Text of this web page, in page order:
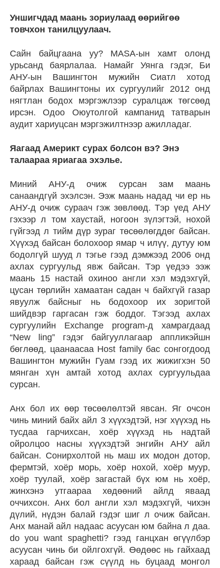
Уншигчдад маань зориулаад өөрийгөө
товчхон танилцуулаач.
Сайн байцгаана уу? MASA-ын хамт олонд
урьсанд баярлалаа. Намайг Уянга гэдэг, Би
АНУ-ын Вашингтон мужийн Сиатл хотод
байрлах Вашингтоны их сургуулийг 2012 онд
нягтлан бодох мэргэжлээр суралцаж төгсөөд
ирсэн. Одоо Оюутолгой кампанид татварын
аудит хариуцсан мэргэжилтнээр ажилладаг.
Яагаад Америкт сурах болсон вэ? Энэ
талаараа яриагаа эхэлье.
Миний АНУ-д очиж сурсан зам маань
санаандгүй эхэлсэн. Ээж маань надад чи ер нь
АНУ-д очиж сураач гэж зөвлөөд. Тэр үед АНУ
гэхээр л том хаустай, ногоон зүлэгтэй, нохой
гүйгээд л тийм дүр зураг төсөөлөгддөг байсан.
Хүүхэд байсан болохоор ямар ч илүү, дутуу юм
бодолгүй шууд л тэгье гээд дэмжээд 2006 онд
ахлах сургуульд явж байсан. Тэр үедээ ээж
маань 15 настай охиноо англи хэл мэдэхгүй,
цусан төрлийн хамаатан садан ч байхгүй газар
явуулж байсныг нь бодохоор их зоригтой
шийдвэр гаргасан гэж боддог. Тэгээд ахлах
сургуулийн Exchange program-д хамрагдаад
“New ling” гэдэг байгууллагаар аппликэйшн
бөглөөд, цаанаасаа Host family бас сонгогдоод
Вашингтон мужийн Гуам гээд их жижигхэн 50
мянган хүн амтай хотод ахлах сургуульдаа
сурсан.
Анх бол их өөр төсөөлөлтэй явсан. Яг очсон
чинь миний байх айл 3 хүүхэдтэй, нэг хүүхэд нь
тусдаа гарчихсан, хоёр хүүхэд нь надтай
ойролцоо насны хүүхэдтэй энгийн АНУ айл
байсан. Сонирхолтой нь маш их модон дотор,
фермтэй, хоёр морь, хоёр нохой, хоёр муур,
хоёр туулай, хоёр загастай бүх юм нь хоёр,
жинхэнэ утгаараа хөдөөний айлд яваад
оччихсон. Анх бол англи хэл мэдэхгүй, чихэн
дүлий, нүдэн балай гэдэг шиг л очиж байсан.
Анх манай айл надаас асуусан юм байна л даа.
do you want spaghetti? гээд ганцхан өгүүлбэр
асуусан чинь би ойлгохгүй. Өөдөөс нь гайхаад
хараад байсан гэж сүүлд нь буцаад монгол